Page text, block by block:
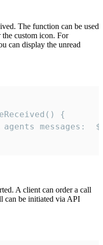
The function can be used
custom icon. For
can display the unread
{
A client can order a call
can be initiated via API